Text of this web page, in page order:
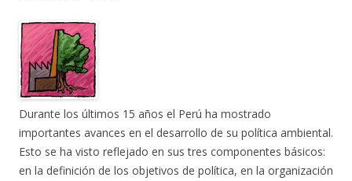
Durante los últimos 15 años el Perú ha mostrado
importantes avances en el desarrollo de su política ambiental.
Esto se ha visto reflejado en sus tres componentes básicos:
en la definición de los objetivos de política, en la organización